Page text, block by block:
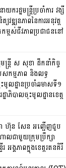
ករដ្ឋមន្រ្តីប្រចាំការ វង្សី
វឌ្ឍនភាពនៃការអនុវត្ត
ម្ពស់ជីវភាពប្រជាជននៅ
ន្ត្រី ស សុខា ដឹកនាំកិច្ច
កម្មភាព និងលទ្ធ
មូលដ្ឋានប្រចាំឆមាសទី១
ឋាភិបាលចុះមូលដ្ឋានខេត្ត
ហ៊ុន សែន អញ្ជើញជួប
ជាមួយក្រុមប្រឹក្សា
រ អង្គភាពក្នុងខេត្តរតនគិរី